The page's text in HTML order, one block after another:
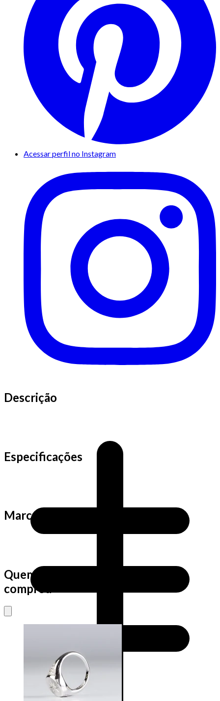
Acessar perfil no Instagram
Descrição
Especificações
Marca
Quem viu este produto também
comprou